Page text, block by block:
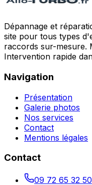
Dépannage et
site pour tous types
raccords sur-mesure.
Intervention rapide
Navigation
Présentation
Galerie photos
Nos services
Contact
Mentions légales
Contact
09 72 65 32 50